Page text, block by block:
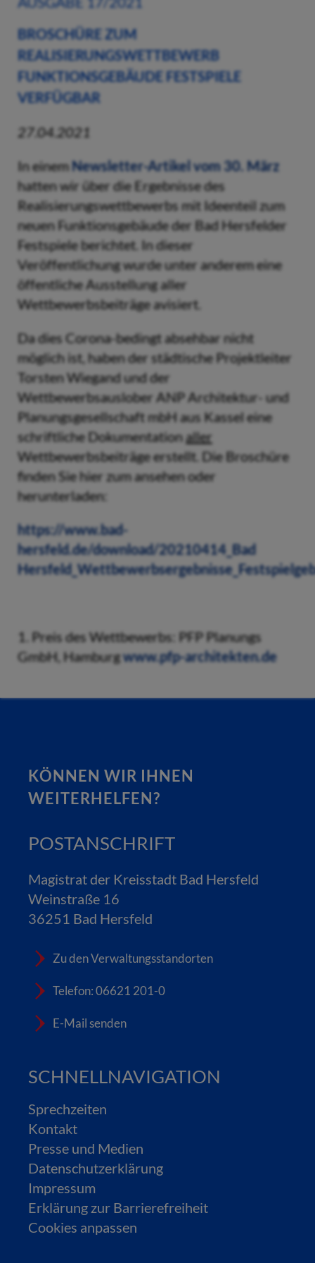
BROSCHÜRE ZUM
REALISIERUNGSWETTBEWERB
FUNKTIONSGEBÄUDE FESTSPIELE
VERFÜGBAR
27.04.2021
In einemNewsletter-Artikel vom 30. März
hatten wir über die Ergebnisse des
Realisierungswettbewerbs mit Ideenteil zum
neuen Funktionsgebäude der Bad Hersfelder
Festspiele berichtet. In dieser
Veröffentlichung wurde unter anderem eine
öffentliche Ausstellung aller
Wettbewerbsbeiträge avisiert.
Da dies Corona-bedingt absehbar nicht
möglich ist, haben der städtische Projektleiter
Torsten Wiegand und der
Wettbewerbsauslober ANP Architektur- und
Planungsgesellschaft mbH aus Kassel eine
schriftliche Dokumentationaller
Wettbewerbsbeiträge erstellt. Die Broschüre
finden Sie hier zum ansehen oder
herunterladen:
https://www.bad-
hersfeld.de/download/20210414_Bad
1. Preis des Wettbewerbs: PFP Planungs
GmbH, Hamburgwww.pfp-architekten.de
KÖNNEN WIR IHNEN
WEITERHELFEN?
POSTANSCHRIFT
Magistrat der Kreisstadt Bad Hersfeld
Weinstraße 16
36251 Bad Hersfeld
Zu den Verwaltungsstandorten
Telefon: 06621 201-0
E-Mail senden
SCHNELLNAVIGATION
Sprechzeiten
Kontakt
Presse und Medien
Datenschutzerklärung
Impressum
Erklärung zur Barrierefreiheit
Cookies anpassen